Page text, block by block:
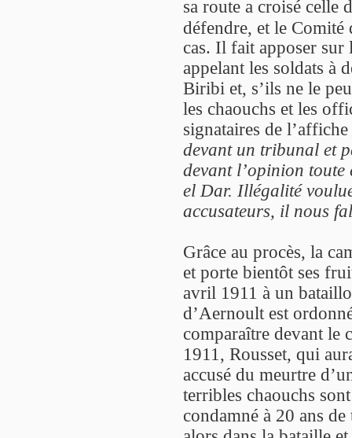
sa route a croisé celle
défendre, et le Comité
cas. Il fait apposer sur
appelant les soldats à
Biribi et, s’ils ne le
les chaouchs et les
signataires de
devant un tribunal et
devant l’opinion
el Dar. Illégalité
accusateurs, il nous
Grâce au procès, la
et porte bientôt ses
avril 1911 à un
d’Aernoult est
comparaître devant le
1911, Rousset, qui
accusé du meurtre
terribles chaouchs
condamné à 20 ans